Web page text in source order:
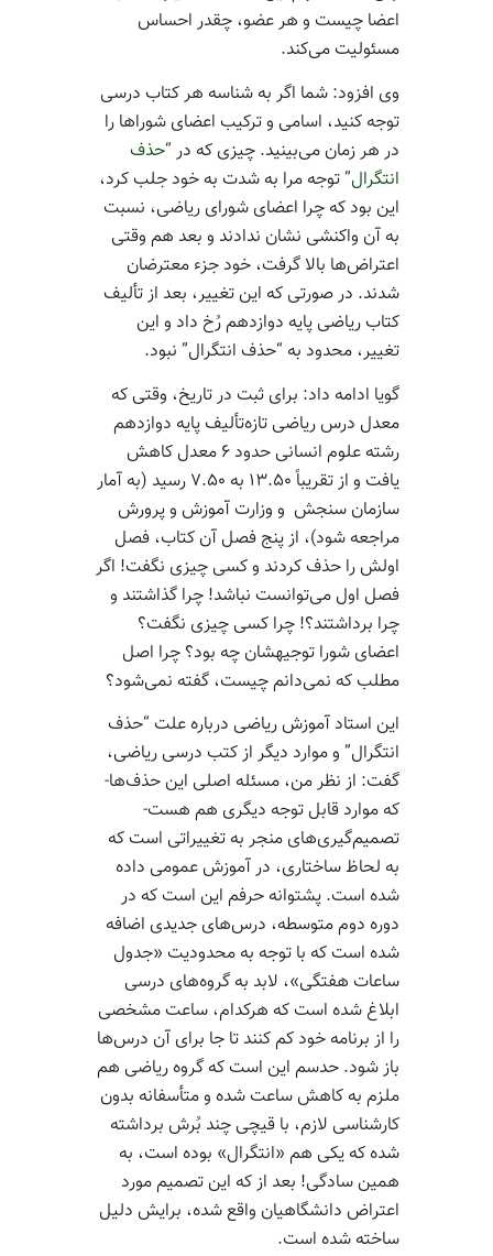
اعضا چیست و هر عضو، چقدر احساس
مسئولیت می‌­کند.
وی افزود: شما اگر به شناسه هر کتاب درسی
توجه کنید، اسامی و ترکیب اعضای شوراها را
در هر زمان می­‌بینید. چیزی که در“حذف
انتگرال”توجه مرا به شدت به خود جلب کرد،
این بود که چرا اعضای شورای ریاضی، نسبت
به آن واکنشی نشان ندادند و بعد هم وقتی
اعتراض­‌ها بالا گرفت، خود جزء معترضان
شدند. در صورتی که این تغییر، بعد از تألیف
کتاب ریاضی پایه دوازدهم رُخ داد و این
تغییر، محدود به “حذف انتگرال” نبود.
گویا ادامه داد: برای ثبت در تاریخ، وقتی که
معدل درس ریاضی تازه‌­تألیف پایه دوازدهم
رشته علوم انسانی حدود ۶ معدل کاهش
یافت و از تقریباً ۱۳.۵۰ به ۷.۵۰ رسید (به آمار
سازمان سنجش و وزارت آموزش و پرورش
مراجعه شود)، از پنج فصل آن کتاب، فصل
اولش را حذف کردند و کسی چیزی نگفت! اگر
فصل اول می‌­توانست نباشد! چرا گذاشتند و
چرا برداشتند؟! چرا کسی چیزی نگفت؟
اعضای شورا توجیهشان چه بود؟ چرا اصل
مطلب که نمی­‌دانم چیست، گفته نمی‌­شود؟
این استاد آموزش ریاضی درباره علت “حذف
انتگرال” و موارد دیگر از کتب درسی ریاضی،
گفت: از نظر من، مسئله اصلی این حذف­‌ها-
که موارد قابل توجه دیگری هم هست-
تصمیم‌گیری‌­های منجر به تغییراتی است که
به لحاظ ساختاری، در آموزش عمومی داده
شده است. پشتوانه حرفم این است که در
دوره دوم متوسطه، درس‌­های جدیدی اضافه
شده است که با توجه به محدودیت «جدول
ساعات هفتگی»، لابد به گروه‌­های درسی
ابلاغ شده است که هرکدام، ساعت مشخصی
را از برنامه خود کم کنند تا جا برای آن درس‌­ها
باز شود. حدسم این است که گروه ریاضی هم
ملزم به کاهش ساعت شده و متأسفانه بدون
کارشناسی لازم، با قیچی چند بُرش برداشته
شده که یکی هم «انتگرال» بوده است، به
همین سادگی! بعد از که این تصمیم مورد
اعتراض دانشگاهیان واقع شده، برایش دلیل
ساخته­ شده است.